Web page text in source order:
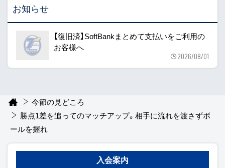
お知らせ
【復旧済】SoftBankまとめて支払いをご利用の
お客様へ
2026/08/01
今節の見どころ
勝点1差を追ってのマッチアップ。相手に流れを渡さずボ
ールを握れ
入会案内